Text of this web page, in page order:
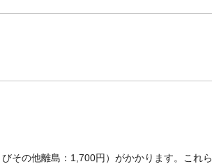
その他離島：1,700円）がかかります。これ